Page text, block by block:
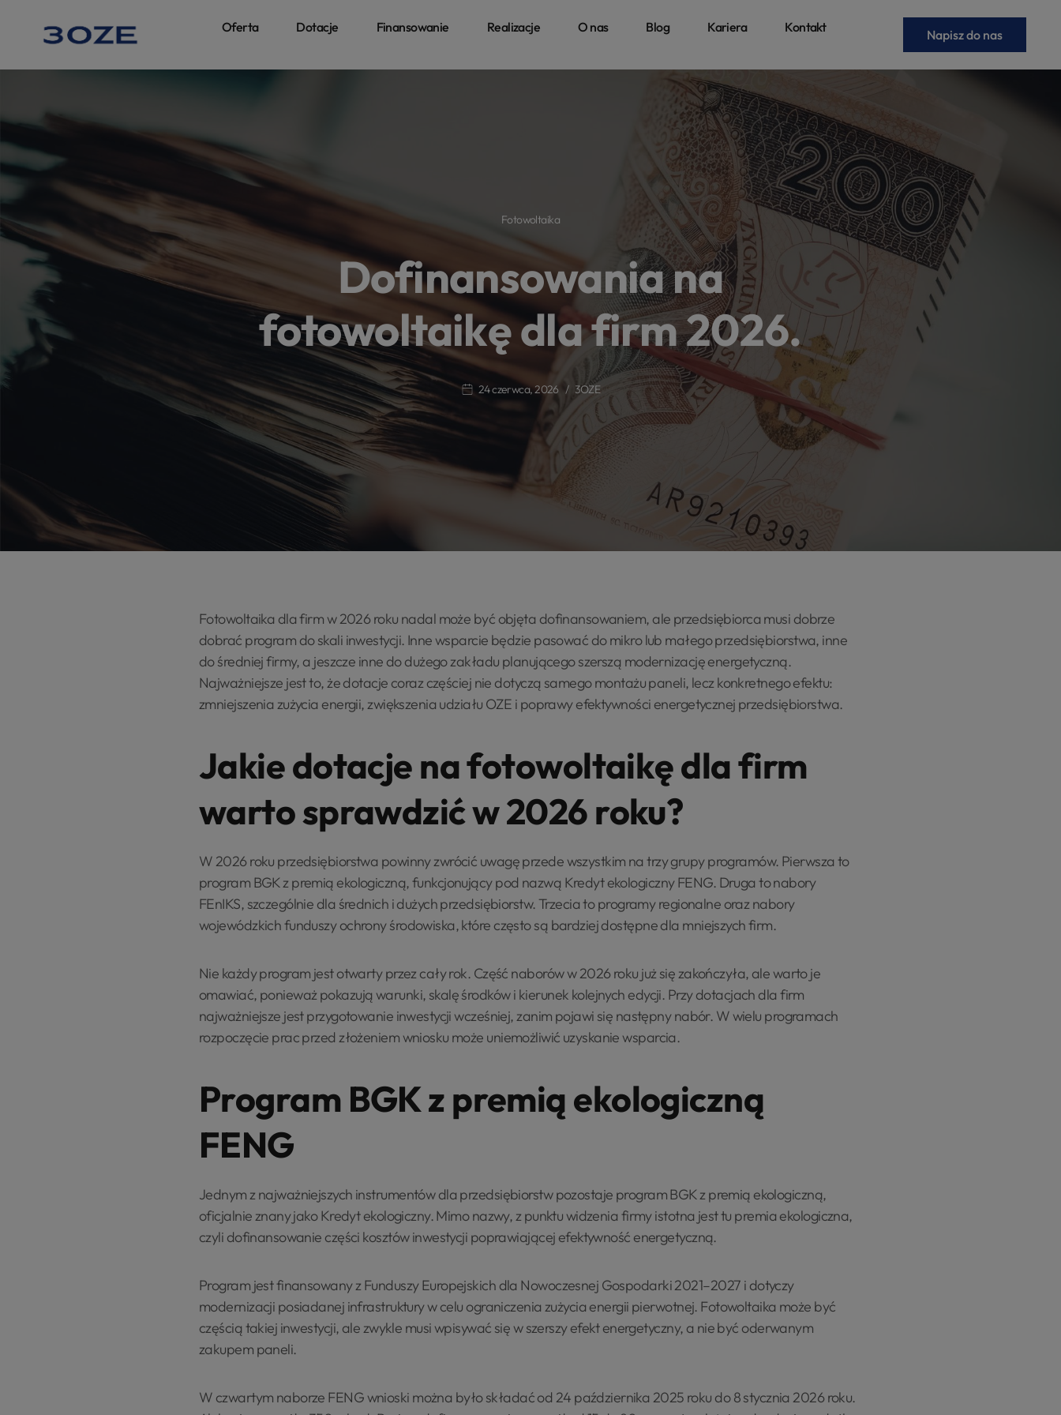
Oferta Dotacje Finansowanie Realizacje O nas Blog Kariera Kontakt Napisz do nas
Fotowoltaika
Dofinansowania na
fotowoltaikę dla firm 2026.
24 czerwca, 2026 3OZE
Fotowoltaika dla firm w 2026 roku nadal może być objęta dofinansowaniem, ale przedsiębiorca musi dobrze
dobrać program do skali inwestycji. Inne wsparcie będzie pasować do mikro lub małego przedsiębiorstwa, inne
do średniej firmy, a jeszcze inne do dużego zakładu planującego szerszą modernizację energetyczną.
Najważniejsze jest to, że dotacje coraz częściej nie dotyczą samego montażu paneli, lecz konkretnego efektu:
zmniejszenia zużycia energii, zwiększenia udziału OZE i poprawy efektywności energetycznej przedsiębiorstwa.
Jakie dotacje na fotowoltaikę dla firm
warto sprawdzić w 2026 roku?
W 2026 roku przedsiębiorstwa powinny zwrócić uwagę przede wszystkim na trzy grupy programów. Pierwsza to
program BGK z premią ekologiczną, funkcjonujący pod nazwą Kredyt ekologiczny FENG. Druga to nabory
FEnIKS, szczególnie dla średnich i dużych przedsiębiorstw. Trzecia to programy regionalne oraz nabory
wojewódzkich funduszy ochrony środowiska, które często są bardziej dostępne dla mniejszych firm.
Nie każdy program jest otwarty przez cały rok. Część naborów w 2026 roku już się zakończyła, ale warto je
omawiać, ponieważ pokazują warunki, skalę środków i kierunek kolejnych edycji. Przy dotacjach dla firm
najważniejsze jest przygotowanie inwestycji wcześniej, zanim pojawi się następny nabór. W wielu programach
rozpoczęcie prac przed złożeniem wniosku może uniemożliwić uzyskanie wsparcia.
Program BGK z premią ekologiczną
FENG
Jednym z najważniejszych instrumentów dla przedsiębiorstw pozostaje program BGK z premią ekologiczną,
oficjalnie znany jako Kredyt ekologiczny. Mimo nazwy, z punktu widzenia firmy istotna jest tu premia ekologiczna,
czyli dofinansowanie części kosztów inwestycji poprawiającej efektywność energetyczną.
Program jest finansowany z Funduszy Europejskich dla Nowoczesnej Gospodarki 2021–2027 i dotyczy
modernizacji posiadanej infrastruktury w celu ograniczenia zużycia energii pierwotnej. Fotowoltaika może być
częścią takiej inwestycji, ale zwykle musi wpisywać się w szerszy efekt energetyczny, a nie być oderwanym
zakupem paneli.
W czwartym naborze FENG wnioski można było składać od 24 października 2025 roku do 8 stycznia 2026 roku.